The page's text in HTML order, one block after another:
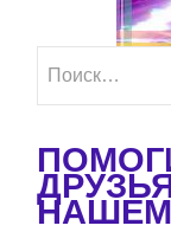
НАШЕМ